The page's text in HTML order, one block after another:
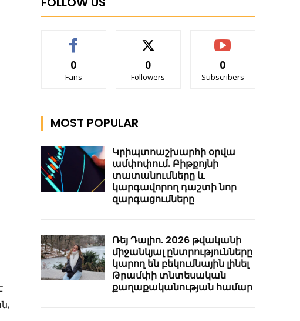
0
Fans
0
Followers
0
Subscribers
MOST POPULAR
Կրիպտոաշխարհի օրվա
ամփոփում. Բիթքոյնի
տատանումները և
կարգավորող դաշտի նոր
զարգացումները
Ռեյ Դալիո. 2026 թվականի
միջանկյալ ընտրությունները
կարող են բեկումնային լինել
Թրամփի տնտեսական
քաղաքականության համար